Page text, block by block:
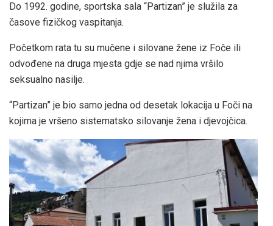
Do 1992. godine, sportska sala “Partizan” je služila za
časove fizičkog vaspitanja.
Početkom rata tu su mučene i silovane žene iz Foče ili
odvođene na druga mjesta gdje se nad njima vršilo
seksualno nasilje.
“Partizan” je bio samo jedna od desetak lokacija u Foči na
kojima je vršeno sistematsko silovanje žena i djevojčica.